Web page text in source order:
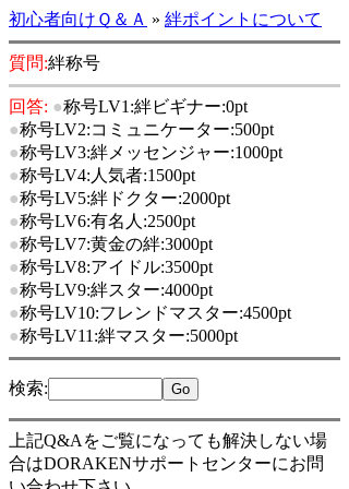
初心者向けＱ＆Ａ » 絆ポイントについて
質問:絆称号
回答: ●称号LV1:絆ビギナー:0pt
●称号LV2:コミュニケーター:500pt
●称号LV3:絆メッセンジャー:1000pt
●称号LV4:人気者:1500pt
●称号LV5:絆ドクター:2000pt
●称号LV6:有名人:2500pt
●称号LV7:黄金の絆:3000pt
●称号LV8:アイドル:3500pt
●称号LV9:絆スター:4000pt
●称号LV10:フレンドマスター:4500pt
●称号LV11:絆マスター:5000pt
検索:
上記Q&Aをご覧になっても解決しない場
合はDORAKENサポートセンターにお問